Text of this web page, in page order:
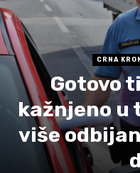
CRNA
Gotovo
kažnjeno u
više